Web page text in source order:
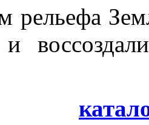
рельефа